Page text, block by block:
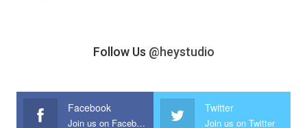
Follow Us @heystudio
Facebook
Join us on Facebook
Twitter
Join us on Twitter